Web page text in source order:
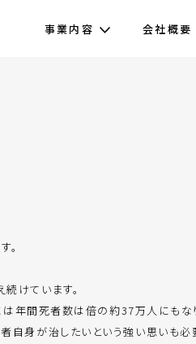
事業内容 会社概要
。
けています。
年間死者数は倍の約37万人にもな
自身が治したいという強い思いも必